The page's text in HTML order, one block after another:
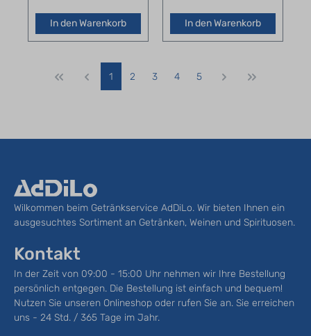
In den Warenkorb In den Warenkorb
1 2 3 4 5
Wilkommen beim Getränkservice AdDiLo. Wir bieten Ihnen ein
ausgesuchtes Sortiment an Getränken, Weinen und Spirituosen.
Kontakt
In der Zeit von 09:00 - 15:00 Uhr nehmen wir Ihre Bestellung
persönlich entgegen. Die Bestellung ist einfach und bequem!
Nutzen Sie unseren Onlineshop oder rufen Sie an. Sie erreichen
uns - 24 Std. / 365 Tage im Jahr.